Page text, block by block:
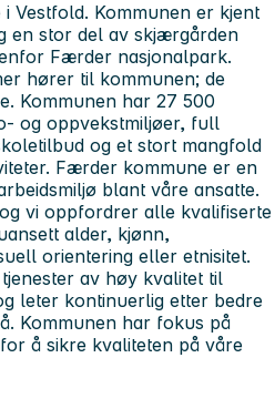
Vestfold. Kommunen er kjent
en stor del av skjærgården
Færder nasjonalpark.
hører til kommunen; de
Kommunen har 27 500
og oppvekstmiljøer, full
og et stort mangfold
Færder kommune er en
blant våre ansatte.
vi oppfordrer alle kvalifiserte
alder, kjønn,
orientering eller etnisitet.
av høy kvalitet til
leter kontinuerlig etter bedre
Kommunen har fokus på
å sikre kvaliteten på våre